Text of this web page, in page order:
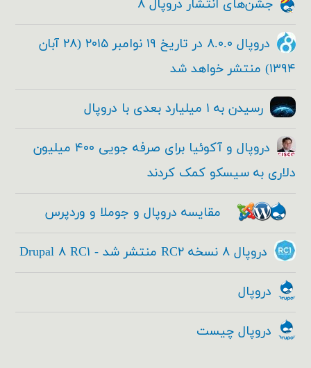
جشن‌های انتشار دروپال ۸
دروپال ۸.۰.۰ در تاریخ ۱۹ نوامبر ۲۰۱۵ (۲۸ آبان
۱۳۹۴) منتشر خواهد شد
رسیدن به ۱ میلیارد بعدی با دروپال
دروپال و آکوئیا برای صرفه جویی ۴۰۰ میلیون
دلاری به سیسکو کمک کردند
مقایسه دروپال و جوملا و وردپرس
دروپال ۸ نسخه RC۲ منتشر شد - Drupal ۸ RC۱
دروپال
دروپال چیست